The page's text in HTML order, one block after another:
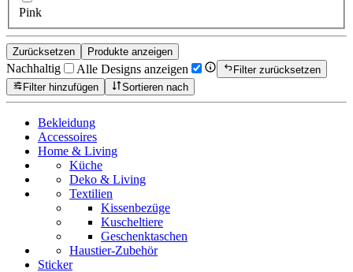
Pink
Zurücksetzen Produkte anzeigen
Nachhaltig Alle Designs anzeigen
Filter zurücksetzen
Filter hinzufügen
Sortieren nach
Bekleidung
Accessoires
Home & Living
Küche
Deko & Living
Textilien
Kissenbezüge
Kuscheltiere
Geschenktaschen
Haustier-Zubehör
Sticker